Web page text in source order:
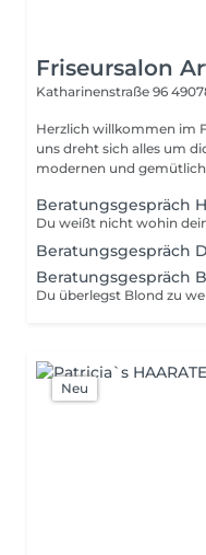
Friseursalon
Katharinenstraße 96
Herzlich willkommen im
uns dreht sich alles um
modernen und
Beratungsgespräch
Beratungsgespräch
Beratungsgespräch
Neu